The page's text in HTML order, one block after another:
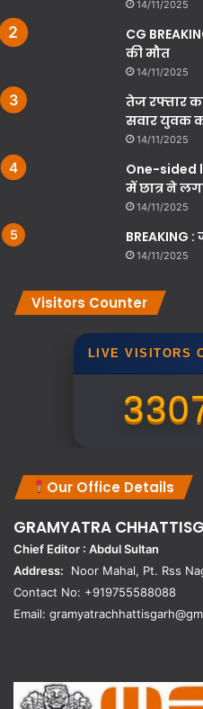
14/11/2025
CG
की मौत
14/11/2025
तेज रफ्तार
सवार युवक
14/11/2025
One-sided
में छात्र ने
14/11/2025
14/11/2025
Visitors Counter
LIVE VISITORS
Our Office Details
GRAMYATRA
Chief Editor : Abdul Sultan
Address: Noor Mahal, Pt. Rss
Contact No: +919755588088
Email: